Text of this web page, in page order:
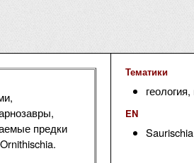
предки
Тематики
EN
Saurischia